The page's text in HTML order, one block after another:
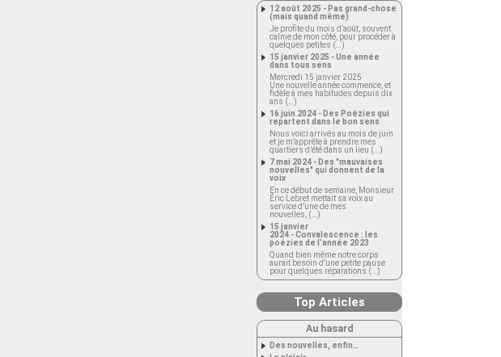
12 août 2025 - Pas grand-chose
(mais quand même)
Je profite du mois d’août, souvent
calme de mon côté, pour procéder à
quelques petites (…)
15 janvier 2025 - Une année
dans tous sens
Mercredi 15 janvier 2025
Une nouvelle année commence, et
fidèle à mes habitudes depuis dix
ans (…)
16 juin 2024 - Des Poézies qui
repartent dans le bon sens
Nous voici arrivés au mois de juin
et je m’apprête à prendre mes
quartiers d’été dans un lieu (…)
7 mai 2024 - Des "mauvaises
nouvelles" qui donnent de la
voix
En ce début de semaine, Monsieur
Éric Lebret mettait sa voix au
service d’une de mes
nouvelles, (…)
15 janvier
2024 - Convalescence : les
poézies de l’année 2023
Quand bien même notre corps
aurait besoin d’une petite pause
pour quelques réparations (…)
Top Articles
Au hasard
Des nouvelles, enfin…